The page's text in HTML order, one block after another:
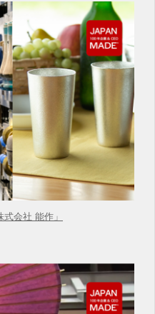
会社 能作」